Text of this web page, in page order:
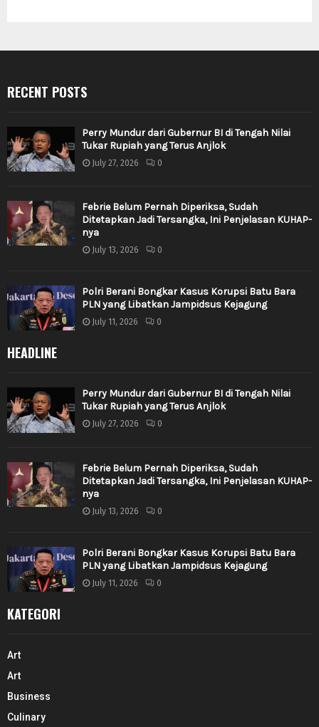
RECENT POSTS
Perry Mundur dari Gubernur BI di Tengah Nilai
Tukar Rupiah yang Terus Anjlok
July 27, 2026 0
Febrie Belum Pernah Diperiksa, Sudah
Ditetapkan Jadi Tersangka, Ini Penjelasan KUHAP-
nya
July 13, 2026 0
Polri Berani Bongkar Kasus Korupsi Batu Bara
PLN yang Libatkan Jampidsus Kejagung
July 11, 2026 0
HEADLINE
Perry Mundur dari Gubernur BI di Tengah Nilai
Tukar Rupiah yang Terus Anjlok
July 27, 2026 0
Febrie Belum Pernah Diperiksa, Sudah
Ditetapkan Jadi Tersangka, Ini Penjelasan KUHAP-
nya
July 13, 2026 0
Polri Berani Bongkar Kasus Korupsi Batu Bara
PLN yang Libatkan Jampidsus Kejagung
July 11, 2026 0
KATEGORI
Art
Art
Business
Culinary